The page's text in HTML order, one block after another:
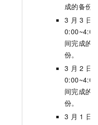
成的备份
3 月 3 日
0:00~4:00
间完成的
份。
3 月 2 日
0:00~4:00
间完成的
份。
3 月 1 日